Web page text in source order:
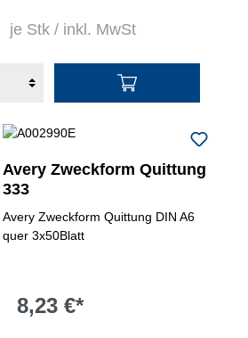
je Stk / inkl. MwSt
Avery Zweckform Quittung
333
Avery Zweckform Quittung DIN A6
quer 3x50Blatt
8,23 €*